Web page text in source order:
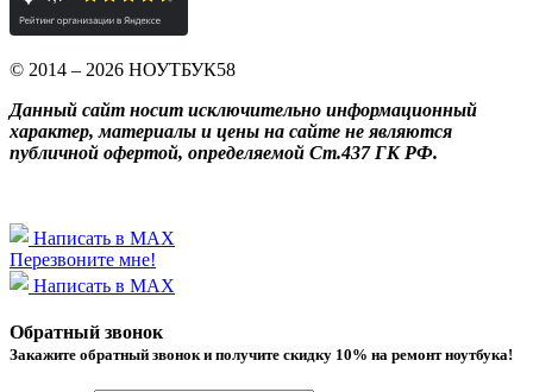
© 2014 – 2026 НОУТБУК58
Данный сайт носит исключительно информационный
характер, материалы и цены на сайте не являются
публичной офертой, определяемой Ст.437 ГК РФ.
Написать в MAX
Перезвоните мне!
Написать в MAX
Обратный звонок
Закажите обратный звонок и получитe скидку 10% на ремонт ноутбука!